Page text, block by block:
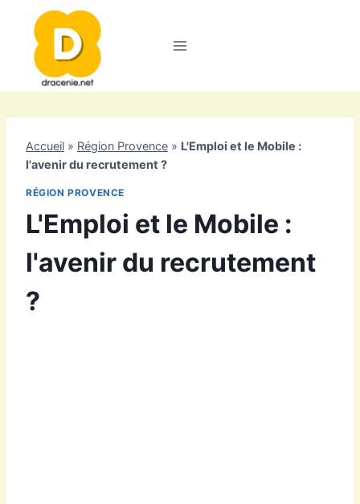
contenu
Accueil » Région Provence » L'Emploi et le Mobile :
l'avenir du recrutement ?
RÉGION PROVENCE
L'Emploi et le Mobile :
l'avenir du recrutement
?